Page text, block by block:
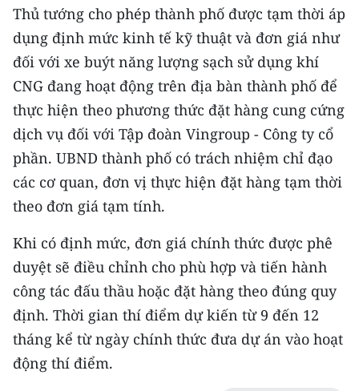
Ảnh
Infographic
TIN MỚI
TIN ĐỊA PHƯƠNG
Trung du và miền núi phía Bắc
Đồng bằng sông Hồng
Bắc Trung Bộ
Duyên hải Nam Trung Bộ và Tây
Nguyên
Đông Nam Bộ
Đồng bằng sông Cửu Long
Thủ tướng cho phép thành phố được tạm thời áp
dụng định mức kinh tế kỹ thuật và đơn giá như
đối với xe buýt năng lượng sạch sử dụng khí
CNG đang hoạt động trên địa bàn thành phố để
thực hiện theo phương thức đặt hàng cung cứng
dịch vụ đối với Tập đoàn Vingroup - Công ty cổ
phần. UBND thành phố có trách nhiệm chỉ đạo
các cơ quan, đơn vị thực hiện đặt hàng tạm thời
theo đơn giá tạm tính.
Khi có định mức, đơn giá chính thức được phê
duyệt sẽ điều chỉnh cho phù hợp và tiến hành
công tác đấu thầu hoặc đặt hàng theo đúng quy
định. Thời gian thí điểm dự kiến từ 9 đến 12
tháng kể từ ngày chính thức đưa dự án vào hoạt
động thí điểm.